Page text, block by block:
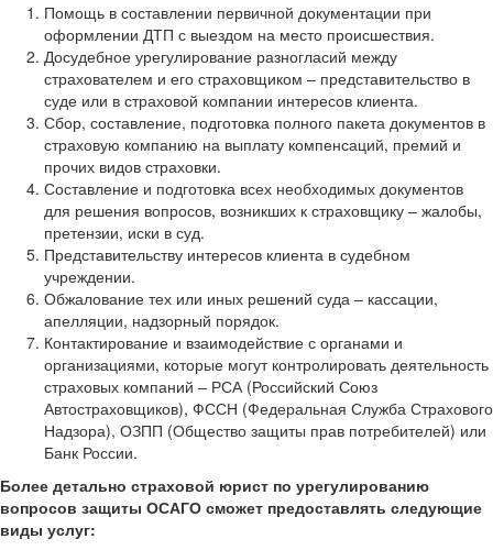
Помощь в составлении первичной документации при
оформлении ДТП с выездом на место происшествия.
Досудебное урегулирование разногласий между
страхователем и его страховщиком – представительство в
суде или в страховой компании интересов клиента.
Сбор, составление, подготовка полного пакета документов в
страховую компанию на выплату компенсаций, премий и
прочих видов страховки.
Составление и подготовка всех необходимых документов
для решения вопросов, возникших к страховщику – жалобы,
претензии, иски в суд.
Представительству интересов клиента в судебном
учреждении.
Обжалование тех или иных решений суда – кассации,
апелляции, надзорный порядок.
Контактирование и взаимодействие с органами и
организациями, которые могут контролировать деятельность
страховых компаний – РСА (Российский Союз
Автостраховщиков), ФССН (Федеральная Служба Страхового
Надзора), ОЗПП (Общество защиты прав потребителей) или
Банк России.
Более детально страховой юрист по урегулированию
вопросов защиты ОСАГО сможет предоставлять следующие
виды услуг: